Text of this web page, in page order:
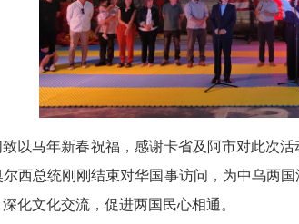
以马年新春祝福，感谢卡省及阿市对此次
西总统刚刚结束对华国事访问，为中乌两
化文化交流，促进两国民心相通。